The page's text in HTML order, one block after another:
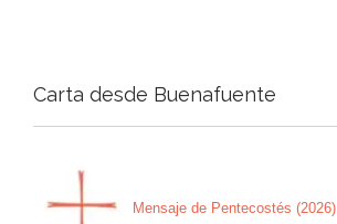
Carta desde Buenafuente
Mensaje de Pentecostés (2026)